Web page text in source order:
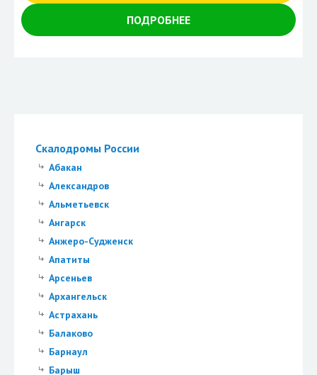
Скалодромы России
Абакан
Александров
Альметьевск
Ангарск
Анжеро-Судженск
Апатиты
Арсеньев
Архангельск
Астрахань
Балаково
Барнаул
Барыш
ПОДРОБНЕЕ